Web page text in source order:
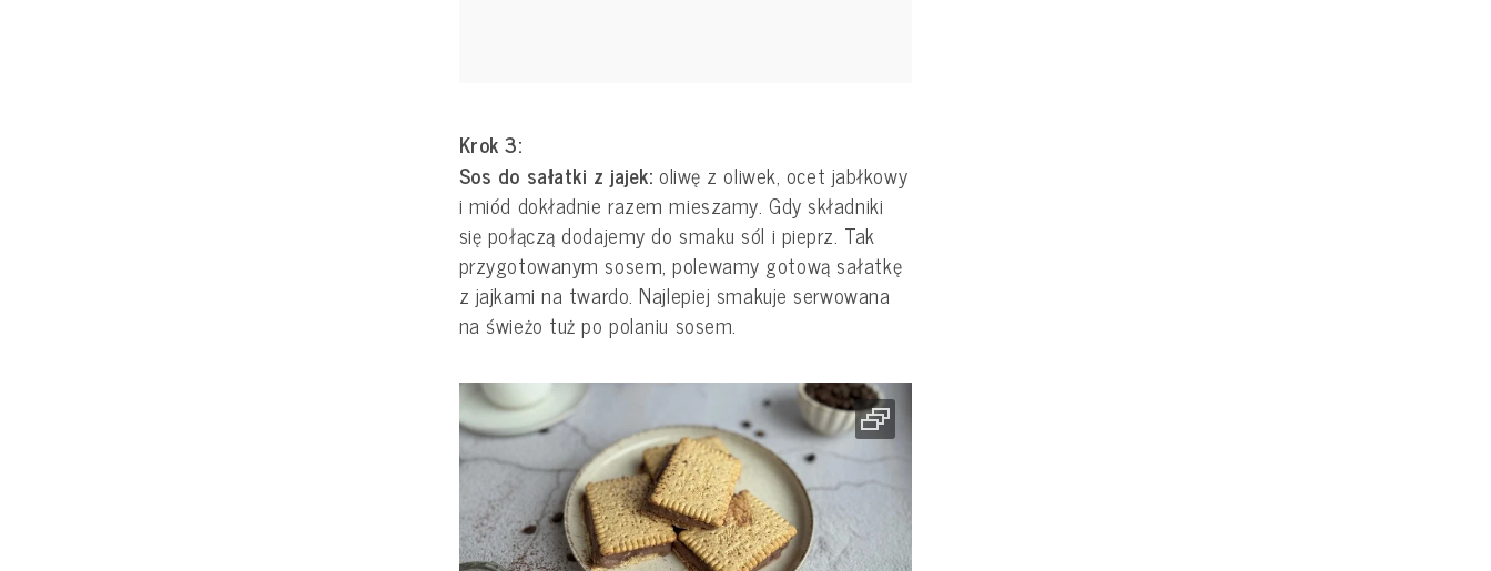
Krok 3:
Sos do sałatki z jajek: oliwę z oliwek, ocet jabłkowy
i miód dokładnie razem mieszamy. Gdy składniki
się połączą dodajemy do smaku sól i pieprz. Tak
przygotowanym sosem, polewamy gotową sałatkę
z jajkami na twardo. Najlepiej smakuje serwowana
na świeżo tuż po polaniu sosem.